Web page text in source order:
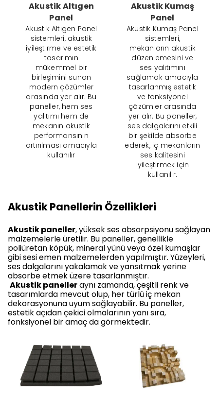
Akustik Altıgen
Panel
Akustik Altıgen Panel
sistemleri, akustik
iyileştirme ve estetik
tasarımın
mükemmel bir
birleşimini sunan
modern çözümler
arasında yer alır. Bu
paneller, hem ses
yalıtımı hem de
mekanın akustik
performansının
artırılması amacıyla
kullanılır
Akustik Kumaş
Panel
Akustik Kumaş Panel
sistemleri,
mekanların akustik
düzenlemesini ve
ses yalıtımını
sağlamak amacıyla
tasarlanmış estetik
ve fonksiyonel
çözümler arasında
yer alır. Bu paneller,
ses dalgalarını etkili
bir şekilde absorbe
ederek, iç mekanların
ses kalitesini
iyileştirmek için
kullanılır.
Akustik Panellerin Özellikleri
Akustik paneller, yüksek ses absorpsiyonu sağlayan
malzemelerle üretilir. Bu paneller, genellikle
poliüretan köpük, mineral yünü veya özel kumaşlar
gibi sesi emen malzemelerden yapılmıştır. Yüzeyleri,
ses dalgalarını yakalamak ve yansıtmak yerine
absorbe etmek üzere tasarlanmıştır.
Akustik panelleraynı zamanda, çeşitli renk ve
tasarımlarda mevcut olup, her türlü iç mekan
dekorasyonuna uyum sağlayabilir. Bu paneller,
estetik açıdan çekici olmalarının yanı sıra,
fonksiyonel bir amaç da görmektedir.